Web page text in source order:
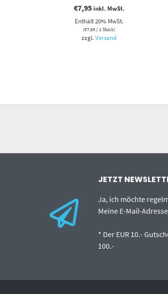
€7,95 inkl. MwSt.
Enthält 20% MwSt.
(€7,95/ 1 Stück)
zzgl.Versand
JETZT
Ja, ich möchte
Meine E-Mail-
* Der EUR 10.-
100.-